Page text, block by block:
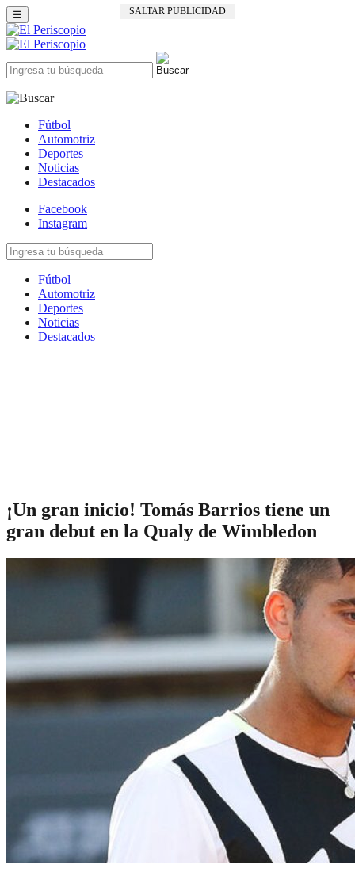
SALTAR PUBLICIDAD
☰
Fútbol
Automotriz
Deportes
Noticias
Destacados
Facebook
Instagram
Fútbol
Automotriz
Deportes
Noticias
Destacados
¡Un gran inicio! Tomás Barrios tiene un
gran debut en la Qualy de Wimbledon